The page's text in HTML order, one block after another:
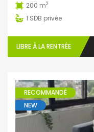
200 m2
1 SDB privée
LIBRE À LA RENTRÉE
RECOMMANDÉ
NEW